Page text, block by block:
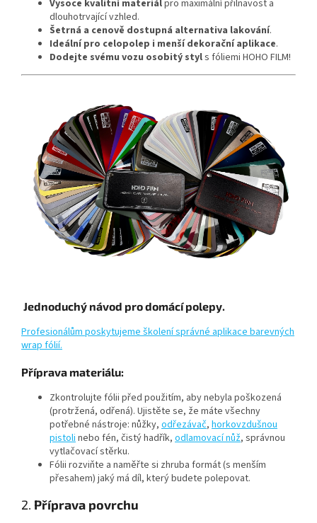
Vysoce kvalitní materiálpro maximální přilnavost a
dlouhotrvající vzhled.
Šetrná a cenově dostupná alternativa lakování.
Ideální pro celopolep i menší dekorační aplikace.
Dodejte svému vozu osobitý styls fóliemi HOHO FILM!
Jednoduchý návod pro domácí polepy.
Profesionálům poskytujeme školení správné aplikace barevných
wrap fólií.
Příprava materiálu:
Zkontrolujte fólii před použitím, aby nebyla poškozená
(protržená, odřená). Ujistěte se, že máte všechny
potřebné nástroje: nůžky, odřezávač, horkovzdušnou
pistolinebo fén, čistý hadřík, odlamovací nůž, správnou
vytlačovací stěrku.
Fólii rozviňte a naměřte si zhruba formát (s menším
přesahem) jaký má díl, který budete polepovat.
2. Příprava povrchu